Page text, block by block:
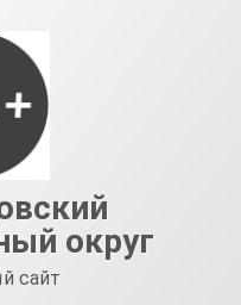
округ
сайт